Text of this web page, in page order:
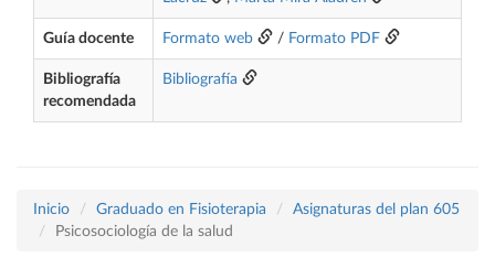
Guía docente Formato web / Formato PDF
Bibliografía
recomendada
Bibliografía
Inicio Graduado en Fisioterapia
Asignaturas del plan 605
Psicosociología de la salud